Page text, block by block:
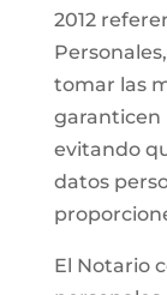
2012
tomar las
garanticen
evitando
datos
El Notario